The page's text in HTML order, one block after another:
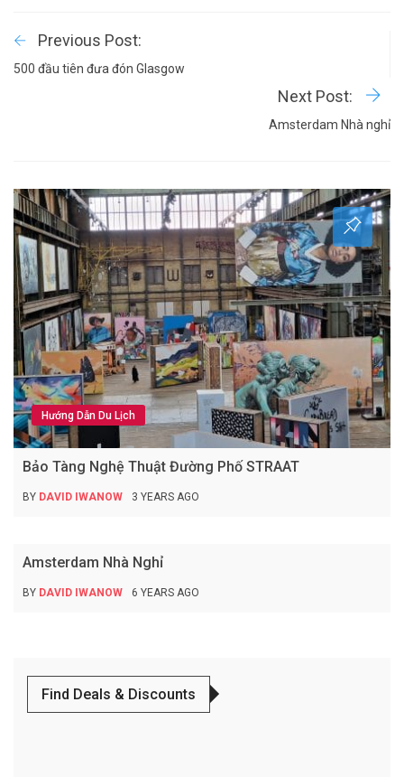
Previous Post:
500 đầu tiên đưa đón Glasgow
Next Post:
Amsterdam Nhà nghỉ
Hướng Dẫn Du Lịch
Bảo Tàng Nghệ Thuật Đường Phố STRAAT
BY DAVID IWANOW
3 YEARS AGO
Amsterdam Nhà Nghỉ
BY DAVID IWANOW 6 YEARS AGO
Find Deals & Discounts